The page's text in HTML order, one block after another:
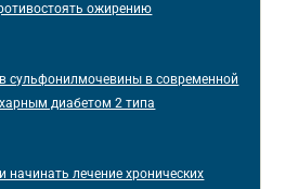
ожирению
сульфонилмочевины в современной
диабетом 2 типа
начинать лечение хронических